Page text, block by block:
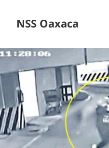
NSS Oaxaca